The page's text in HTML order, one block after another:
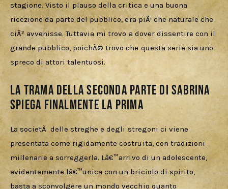
stagione. Visto il plauso della critica e una buona
ricezione da parte del pubblico, era piÃ¹ che naturale che
ciÃ² avvenisse. Tuttavia mi trovo a dover dissentire con il
grande pubblico, poichÃ© trovo che questa serie sia uno
spreco di attori talentuosi.
La trama della seconda parte di Sabrina
spiega finalmente la prima
La societÃ  delle streghe e degli stregoni ci viene
presentata come rigidamente costruita, con tradizioni
millenarie a sorreggerla. Lâ€™arrivo di un adolescente,
evidentemente lâ€™unica con un briciolo di spirito,
basta a sconvolgere un mondo vecchio quanto